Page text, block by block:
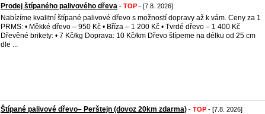
Prodej štípaného palivového dřeva - TOP - [7.8. 2026]
Nabízíme kvalitní štípané palivové dřevo s možností dopravy až k vám. Ceny za 1
PRMS: • Měkké dřevo – 950 Kč • Bříza – 1 200 Kč • Tvrdé dřevo – 1 400 Kč
Dřevěné brikety: • 7 Kč/kg Doprava: 10 Kč/km Dřevo štípeme na délku od 25 cm
dle ...
Štípané palivové dřevo– Perštejn (dovoz 20km zdarma) - TOP - [7.8. 2026]